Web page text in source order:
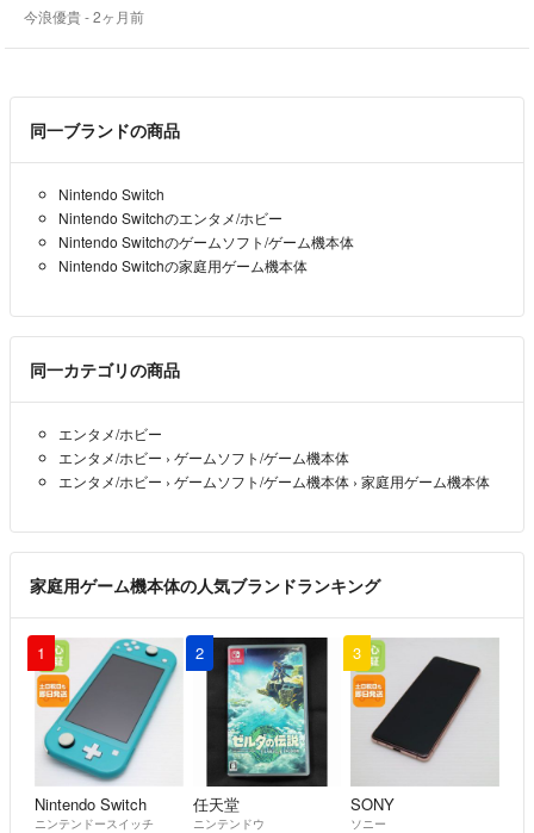
今浪優貴 - 2ヶ月前
同一ブランドの商品
Nintendo Switch
Nintendo Switchのエンタメ/ホビー
Nintendo Switchのゲームソフト/ゲーム機本体
Nintendo Switchの家庭用ゲーム機本体
同一カテゴリの商品
エンタメ/ホビー
エンタメ/ホビー › ゲームソフト/ゲーム機本体
エンタメ/ホビー › ゲームソフト/ゲーム機本体 › 家庭用ゲーム機本体
家庭用ゲーム機本体の人気ブランドランキング
1
Nintendo Switch
ニンテンドースイッチ
2
任天堂
ニンテンドウ
3
SONY
ソニー